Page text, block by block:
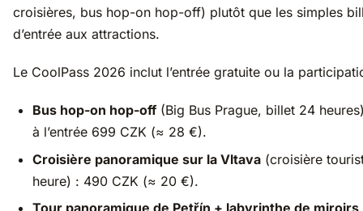
croisières, bus hop-on hop-off) plutôt que les simples
d’entrée aux attractions.
Le CoolPass 2026 inclut l’entrée gratuite ou la
Bus hop-on hop-off(Big Bus Prague, billet 24
à l’entrée 699 CZK (≈ 28 €).
Croisière panoramique sur la Vltava (croisière
heure) : 490 CZK (≈ 20 €).
Tour panoramique de Petřín + labyrinthe de miroirs